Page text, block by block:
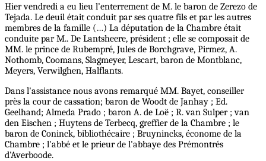
Hier vendredi a eu lieu l’enterrement de M. le baron de Zerezo de
Tejada. Le deuil était conduit par ses quatre fils et par les autres
membres de la famille (…) La députation de la Chambre était
conduite par M.. De Lantsheere, président ; elle se composait de
MM. le prince de Rubempré, Jules de Borchgrave, Pirmez, A.
Nothomb, Coomans, Slagmeyer, Lescart, baron de Montblanc,
Meyers, Verwilghen, Halflants.
Dans l'assistance nous avons remarqué MM. Bayet, conseiller
près la cour de cassation; baron de Woodt de Janhay ; Ed.
Geelhand; Almeda Prado ; baron A. de Loë ; R. van Sulper ; van
den Eischen ; Huytens de Terbecq, greffier de la Chambre ; le
baron de Coninck, bibliothécaire ; Bruynincks, économe de la
Chambre ; l'abbé et le prieur de l'abbaye des Prémontrés
d'Averboode.